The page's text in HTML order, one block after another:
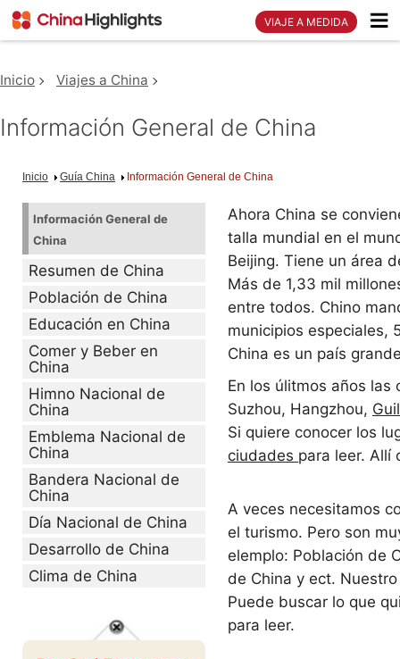
VIAJE A MEDIDA
Inicio Viajes a China
Información General de China
Inicio Guía China Información General de China
Ahora China se
talla mundial en el
Beijing. Tiene un área
Más de 1,33 mil
entre todos. Chino
municipios especiales,
China es un país
En los úlitmos años
Suzhou, Hangzhou,
Si quiere conocer los
ciudades para leer. Allí
A veces necesitamos
el turismo. Pero son
elemplo: Población de
de China y ect.
Puede buscar lo que
para leer.
Información General de
China
Resumen de China
Población de China
Educación en China
Comer y Beber en
China
Himno Nacional de
China
Emblema Nacional de
China
Bandera Nacional de
China
Día Nacional de China
Desarrollo de China
Clima de China